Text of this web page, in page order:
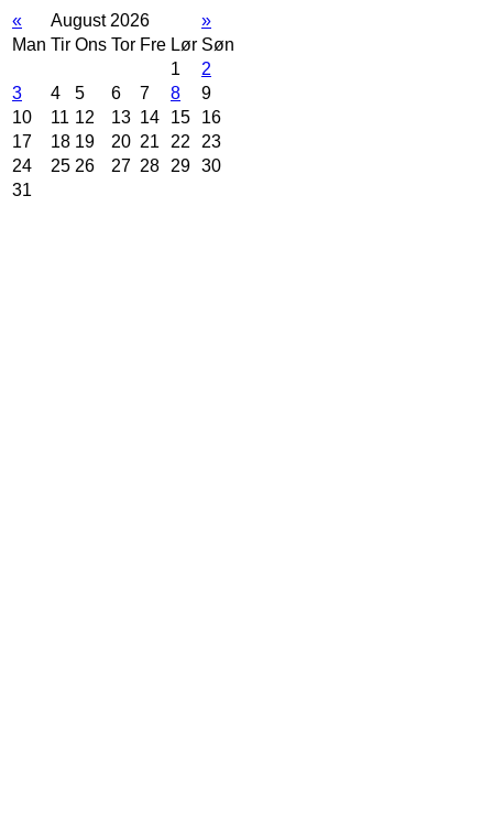
« August 2026
»
Man Tir Ons Tor Fre Lør Søn
1
2
3
4 5 6 7 8
9
10
11 12 13 14 15
16
17
18 19 20 21 22
23
24
25 26 27 28 29 30
31